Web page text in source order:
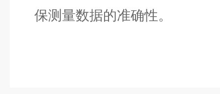
保测量数据的准确性。